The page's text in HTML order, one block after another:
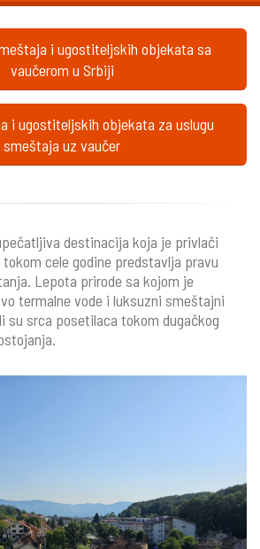
i ugostiteljskih objekata sa
vaučerom u Srbiji
i ugostiteljskih objekata za uslugu
smeštaja uz vaučer
destinacija koja je privlači
cele godine predstavlja pravu
Lepota prirode sa kojom je
termalne vode i luksuzni smeštajni
srca posetilaca tokom dugačkog